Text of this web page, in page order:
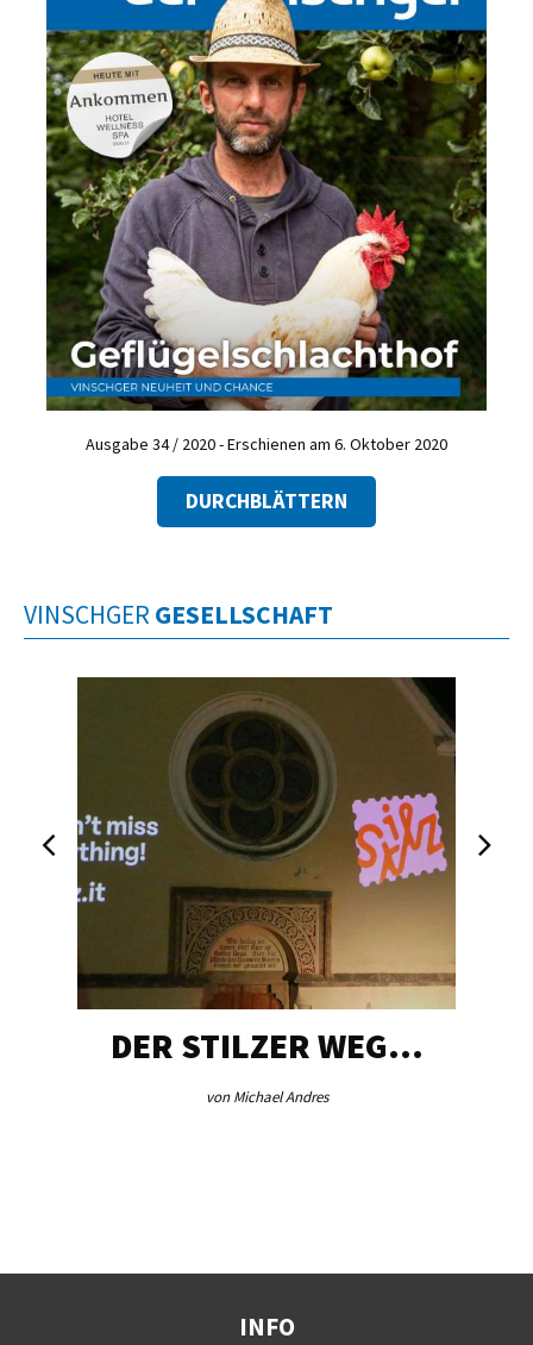
Ausgabe 34 / 2020 - Erschienen am 6. Oktober 2020
DURCHBLÄTTERN
VINSCHGER GESELLSCHAFT
DER STILZER WEG…
von Michael Andres
INFO